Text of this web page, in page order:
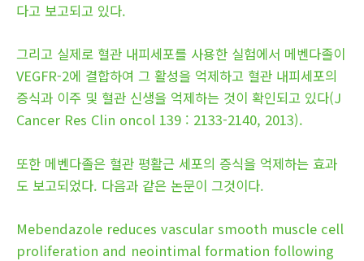
다고 보고되고 있다.
그리고 실제로 혈관 내피세포를 사용한 실험에서 메벤다졸이
VEGFR-2에 결합하여 그 활성을 억제하고 혈관 내피세포의
증식과 이주 및 혈관 신생을 억제하는 것이 확인되고 있다(J
Cancer Res Clin oncol 139 : 2133-2140, 2013).
또한 메벤다졸은 혈관 평활근 세포의 증식을 억제하는 효과
도 보고되었다. 다음과 같은 논문이 그것이다.
Mebendazole reduces vascular smooth muscle cell
proliferation and neointimal formation following